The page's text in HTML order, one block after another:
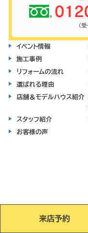
会社概要
イベント情報
施工事例
リフォームの流れ
選ばれる理由
店舗＆モデルハウス紹介
スタッフ紹介
お客様の声
来店予約